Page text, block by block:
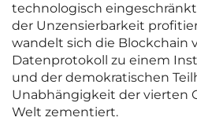
technologisch
der Unzensierbarkeit
wandelt sich die Blockchain
Datenprotokoll zu einem
und der demokratischen
Unabhängigkeit der vierten
Welt zementiert.